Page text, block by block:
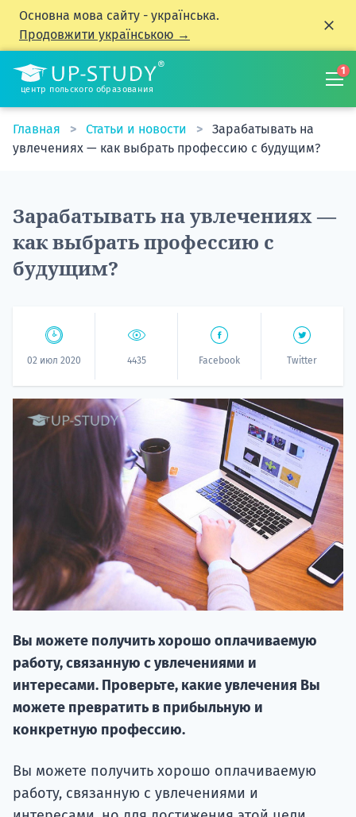
Основна мова сайту - українська.
Продовжити українською →
центр польского образования
1
Главная Статьи и новости
Зарабатывать на
увлечениях — как выбрать профессию с будущим?
Зарабатывать на увлечениях —
как выбрать профессию с
будущим?
02 июл 2020 4435 Facebook Twitter
Вы можете получить хорошо оплачиваемую
работу, связанную с увлечениями и
интересами. Проверьте, какие увлечения Вы
можете превратить в прибыльную и
конкретную профессию.
Вы можете получить хорошо оплачиваемую
работу, связанную с увлечениями и
НАБОР